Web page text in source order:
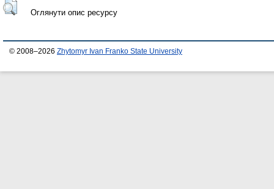
Оглянути опис ресурсу
© 2008–2026 Zhytomyr Ivan Franko State University